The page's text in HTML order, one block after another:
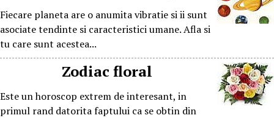
Fiecare planeta are o anumita vibratie si ii sunt
asociate tendinte si caracteristici umane. Afla si
tu care sunt acestea...
Zodiac floral
Este un horoscop extrem de interesant, in
primul rand datorita faptului ca se obtin din